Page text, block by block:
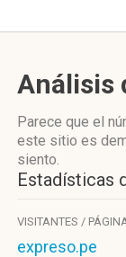
Análisis
Parece que el
este sitio es
siento.
Estadísticas
VISITANTES /
expreso.pe